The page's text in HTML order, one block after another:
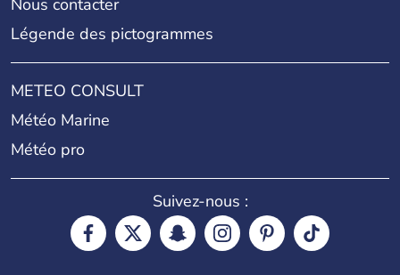
Nous contacter
Légende des pictogrammes
METEO CONSULT
Météo Marine
Météo pro
Suivez-nous :